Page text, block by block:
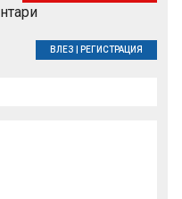
ВЛЕЗ РЕГИСТРАЦИЯ